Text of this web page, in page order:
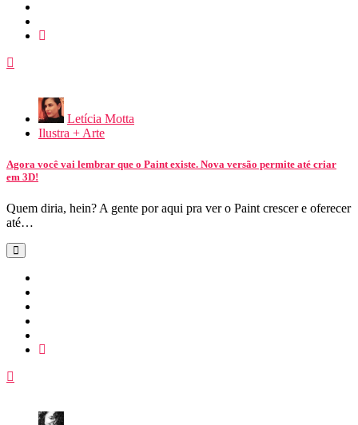
Letícia Motta
Ilustra + Arte
Agora você vai lembrar que o Paint existe. Nova versão permite até criar
em 3D!
Quem diria, hein? A gente por aqui pra ver o Paint crescer e oferecer
até…